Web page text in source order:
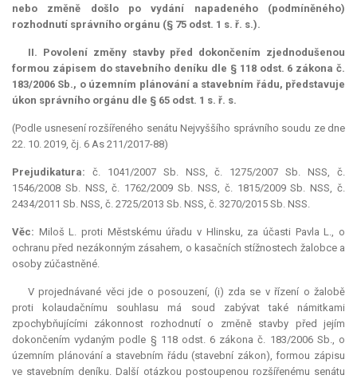
nebo změně došlo po vydání napadeného (podmíněného)
rozhodnutí správního orgánu (§ 75 odst. 1 s. ř. s.).
II. Povolení změny stavby před dokončením zjednodušenou
formou zápisem do stavebního deníku dle § 118 odst. 6 zákona č.
183/2006 Sb., o územním plánování a stavebním řádu, představuje
úkon správního orgánu dle § 65 odst. 1 s. ř. s.
(Podle usnesení rozšířeného senátu Nejvyššího správního soudu ze dne
22. 10. 2019, čj. 6 As 211/2017-88)
Prejudikatura: č. 1041/2007 Sb. NSS, č. 1275/2007 Sb. NSS, č.
1546/2008 Sb. NSS, č. 1762/2009 Sb. NSS, č. 1815/2009 Sb. NSS, č.
2434/2011 Sb. NSS, č. 2725/2013 Sb. NSS, č. 3270/2015 Sb. NSS.
Věc: Miloš L. proti Městskému úřadu v Hlinsku, za účasti Pavla L., o
ochranu před nezákonným zásahem, o kasačních stížnostech žalobce a
osoby zúčastněné.
V projednávané věci jde o posouzení, (i) zda se v řízení o žalobě
proti kolaudačnímu souhlasu má soud zabývat také námitkami
zpochybňujícími zákonnost rozhodnutí o změně stavby před jejím
dokončením vydaným podle § 118 odst. 6 zákona č. 183/2006 Sb., o
územním plánování a stavebním řádu (stavební zákon), formou zápisu
ve stavebním deníku. Další otázkou postoupenou rozšířenému senátu